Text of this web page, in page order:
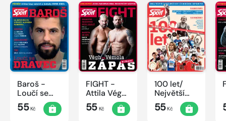
Baroš -
Loučí se
dravec
55Kč
FIGHT -
Attila Végh
vs. Karlos
Vémola
55Kč
100 let/
Největší
okamžiky
českého
55Kč